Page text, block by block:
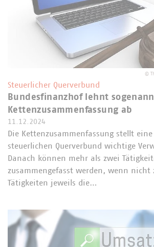
©
Steuerlicher Querverbund
Bundesfinanzhof lehnt
Kettenzusammenfassung ab
11.12.2024
Die Kettenzusammenfassung stellt
steuerlichen Querverbund wichtige
Danach können mehr als zwei
zusammengefasst werden, wenn nicht
Tätigkeiten jeweils die…